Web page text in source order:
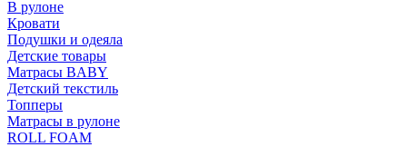
В рулоне
Кровати
Подушки и одеяла
Детские товары
Матрасы BABY
Детский текстиль
Топперы
Матрасы в рулоне
ROLL FOAM